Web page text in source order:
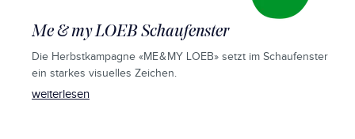
Me & my LOEB Schaufenster
Die Herbstkampagne «ME & MY LOEB» setzt im Schaufenster
ein starkes visuelles Zeichen.
weiterlesen